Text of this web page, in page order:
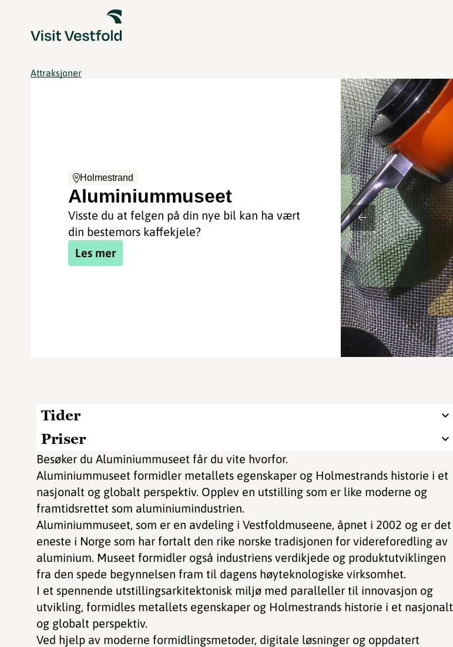
Attraksjoner
Holmestrand
Aluminiummuseet
Visste du at felgen på din nye bil kan ha vært
din bestemors kaffekjele?
Les mer
Tider
Priser
Besøker du Aluminiummuseet får du vite hvorfor.
Aluminiummuseet formidler metallets egenskaper og Holmestrands historie i et
nasjonalt og globalt perspektiv. Opplev en utstilling som er like moderne og
framtidsrettet som aluminiumindustrien.
Aluminiummuseet, som er en avdeling i Vestfoldmuseene, åpnet i 2002 og er det
eneste i Norge som har fortalt den rike norske tradisjonen for videreforedling av
aluminium. Museet formidler også industriens verdikjede og produktutviklingen
fra den spede begynnelsen fram til dagens høyteknologiske virksomhet.
I et spennende utstillingsarkitektonisk miljø med paralleller til innovasjon og
utvikling, formidles metallets egenskaper og Holmestrands historie i et nasjonalt
og globalt perspektiv.
Ved hjelp av moderne formidlingsmetoder, digitale løsninger og oppdatert